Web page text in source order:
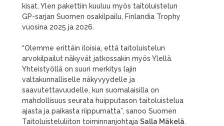
kisat. Ylen pakettiin kuuluu myös taitoluistelun
GP-sarjan Suomen osakilpailu, Finlandia Trophy
vuosina 2025 ja 2026.
“Olemme erittäin iloisia, että taitoluistelun
arvokilpailut näkyvät jatkossakin myös Ylellä.
Yhteistyöllä on suuri merkitys lajin
valtakunnalliselle näkyvyydelle ja
saavutettavuudelle, kun suomalaisilla on
mahdollisuus seurata huipputason taitoluistelua
ajasta ja paikasta riippumatta”, sanoo Suomen
Taitoluisteluliiton toiminnanjohtaja Salla Mäkelä.